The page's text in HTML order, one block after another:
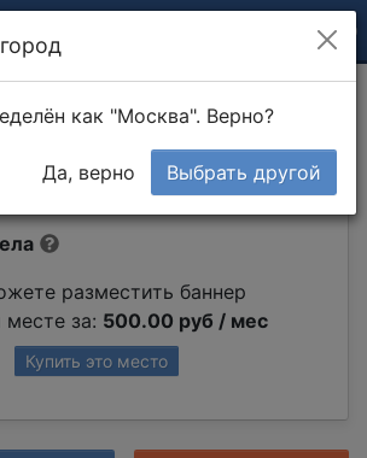
стен
разместить баннер
месте за: 500.00 руб / мес
Купить это место
как "Москва". Верно?
Да, верно Выбрать другой